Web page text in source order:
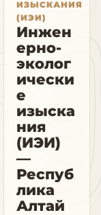
ИЗЫСКАНИЯ
(ИЭИ)
Инжен
ерно-
эколог
ически
е
изыска
ния
(ИЭИ)
—
Респуб
лика
Алтай